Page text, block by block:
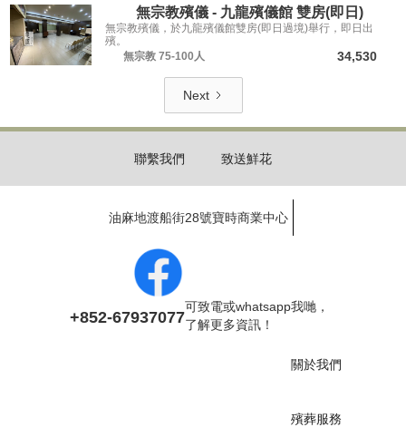
無宗教殯儀 - 九龍殯儀館 雙房(即日)
無宗教殯儀，於九龍殯儀館雙房(即日過境)舉行，即日出
殯。
無宗教 75-100人 34,530
Next
聯繫我們 致送鮮花
油麻地渡船街28號寶時商業中心
關於我們
殯葬服務
+852-67937077
可致電或whatsapp我哋，
了解更多資訊！